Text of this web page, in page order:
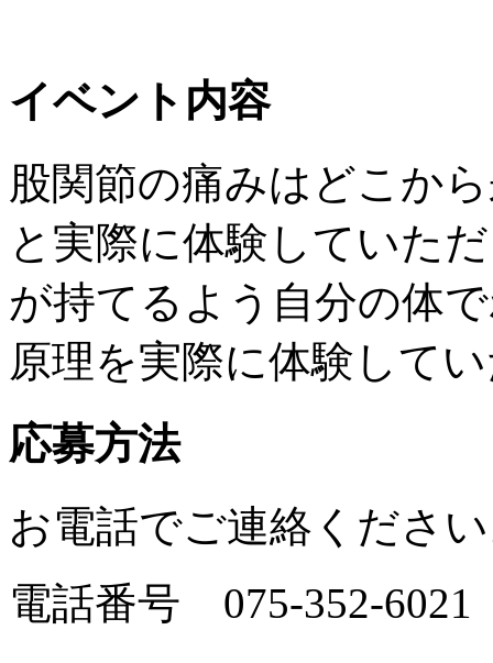
イベント内容
股関節の痛みはどこか
と実際に体験していた
が持てるよう自分の体
原理を実際に体験して
応募方法
お電話でご連絡くださ
電話番号 075-352-6021